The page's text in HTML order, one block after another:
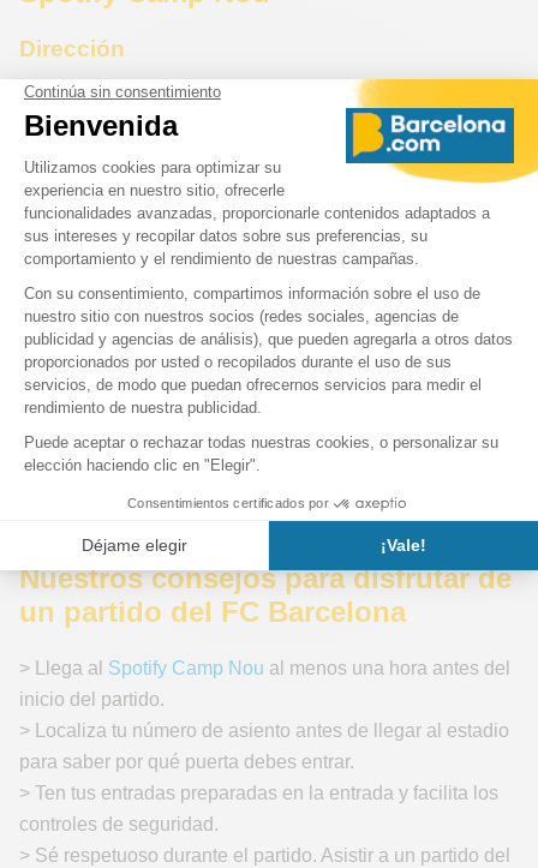
Dirección
Spotify Camp Nou,Carrer d'Arístides Maillol
Barcelona,España
Mapa del Estadio Camp Nou: ¿dónde está el
Camp Nou?
Dirección:
Carrer d'Arístides Maillol 08028, Barcelona,
España
¿Cómo llegar en transporte público?
Líneas de autobús: 7, 15, 43, 67, 68, 74, 75, L12, L50, L60,
L62.
5 (bajar en Collblanc o Badal)
estadio en la parada "Camp Nou".
Nuestros consejos para disfrutar de
un partido del FC Barcelona
> Llega al Spotify Camp Nou al menos una hora antes del
inicio del partido.
> Localiza tu número de asiento antes de llegar al estadio
para saber por qué puerta debes entrar.
> Ten tus entradas preparadas en la entrada y facilita los
controles de seguridad.
> Sé respetuoso durante el partido. Asistir a un partido del